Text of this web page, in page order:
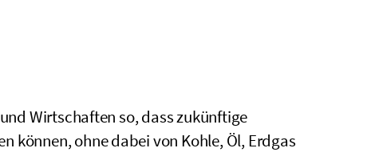
Wirtschaften so, dass zukünftige
können, ohne dabei von Kohle, Öl, Erdgas